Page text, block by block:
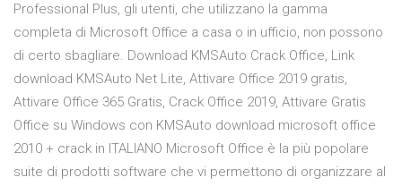
Professional Plus, gli utenti, che utilizzano la gamma
completa di Microsoft Office a casa o in ufficio, non possono
di certo sbagliare. Download KMSAuto Crack Office, Link
download KMSAuto Net Lite, Attivare Office 2019 gratis,
Attivare Office 365 Gratis, Crack Office 2019, Attivare Gratis
Office su Windows con KMSAuto download microsoft office
2010 + crack in ITALIANO Microsoft Office è la più popolare
suite di prodotti software che vi permettono di organizzare al